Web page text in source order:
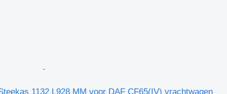
1132 L928 MM voor DAF CF65(IV) vrachtwagen